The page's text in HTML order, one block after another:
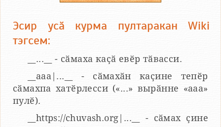
Эсир усӑ курма пултаракан Wiki
тэгсем:
__...__ - сӑмаха каҫӑ евӗр тӑвасси.
__aaa|...__ - сӑмахӑн каҫине тепӗр
сӑмахпа хатӗрлесси («...» вырӑнне «ааа»
пулӗ).
__https://chuvash.org|...__ - сӑмах ҫине